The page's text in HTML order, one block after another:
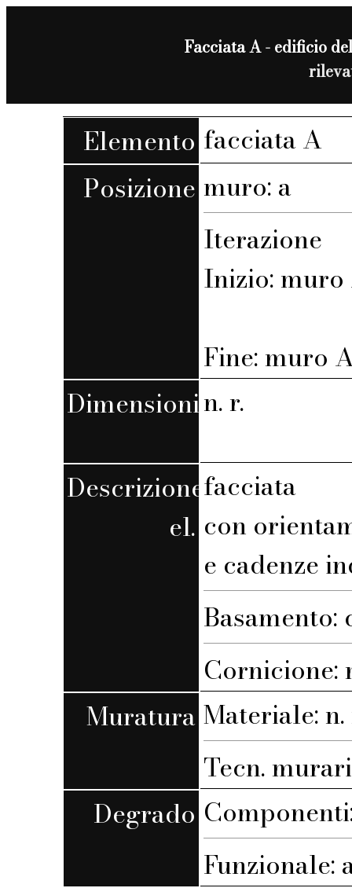
Facciata A - edificio
Elemento facciata A
Posizione muro: a
Iterazione
Inizio: muro
Fine: muro
Dimensionin. r.
Descrizione
el.
facciata
con
e cadenze
Cornicione:
Muratura Materiale: n.
Tecn.
Degrado
Funzionale: